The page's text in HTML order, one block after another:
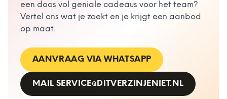
een doos vol geniale cadeaus voor het team?
Vertel ons wat je zoekt en je krijgt een aanbod
op maat.
AANVRAAG VIA WHATSAPP
MAIL SERVICE@DITVERZINJENIET.NL